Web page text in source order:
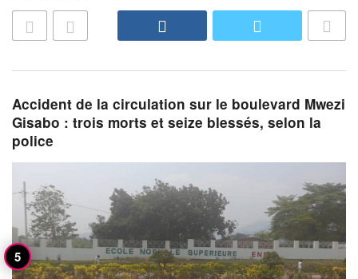
Accident de la circulation sur le boulevard Mwezi
Gisabo : trois morts et seize blessés, selon la
police